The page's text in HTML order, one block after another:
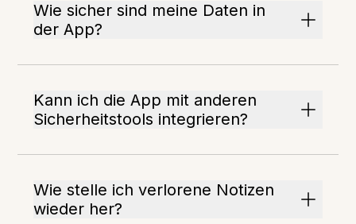
Wie sicher sind meine Daten in
der App?
Kann ich die App mit anderen
Sicherheitstools integrieren?
Wie stelle ich verlorene Notizen
wieder her?